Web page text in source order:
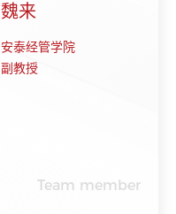
魏来
安泰经管学院
副教授
Team member